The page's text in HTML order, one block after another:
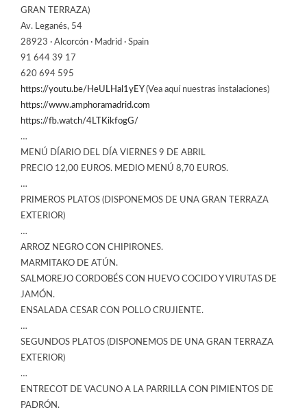
GRAN TERRAZA)
Av. Leganés, 54
28923 · Alcorcón · Madrid · Spain
91 644 39 17
620 694 595
https://youtu.be/HeULHal1yEY(Vea aquí nuestras instalaciones)
https://www.amphoramadrid.com
https://fb.watch/4LTKikfogG/
…
MENÚ DÍARIO DEL DÍA VIERNES 9 DE ABRIL
PRECIO 12,00 EUROS. MEDIO MENÚ 8,70 EUROS.
…
PRIMEROS PLATOS (DISPONEMOS DE UNA GRAN TERRAZA
EXTERIOR)
…
ARROZ NEGRO CON CHIPIRONES.
MARMITAKO DE ATÚN.
SALMOREJO CORDOBÉS CON HUEVO COCIDO Y VIRUTAS DE
JAMÓN.
ENSALADA CESAR CON POLLO CRUJIENTE.
…
SEGUNDOS PLATOS (DISPONEMOS DE UNA GRAN TERRAZA
EXTERIOR)
…
ENTRECOT DE VACUNO A LA PARRILLA CON PIMIENTOS DE
PADRÓN.